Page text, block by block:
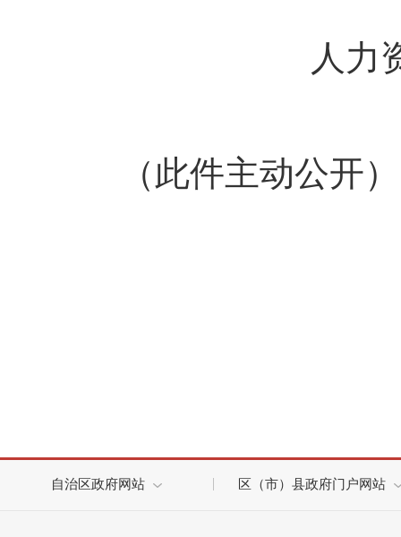
人力
（此件主动公开）
自治区政府网站 区（市）县政府门户网站